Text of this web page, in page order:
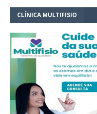
CLÍNICA MULTIFISIO